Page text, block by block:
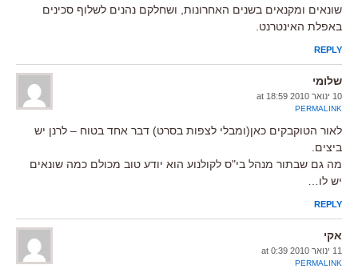
שונאים ומקנאים בשנים האחרונות, ושחלקם נהנים לשלוף סכינים
באפלת האינטרנט.
REPLY
שלומי
10 ינואר 2010 at 18:59
PERMALINK
לאור הטוקבקים כאן(ומבלי לצפות בסרט) דבר אחד בטוח – לרנן יש
ביצים.
מה גם שבתור מנהל בי"ס לקולנוע הוא יודע טוב מכולם כמה שונאים
יש לו…
REPLY
אקי
11 ינואר 2010 at 0:39
PERMALINK